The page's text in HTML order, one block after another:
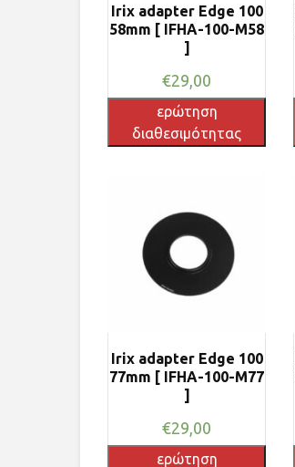
Irix adapter Edge 100
58mm [ IFHA-100-M58
]
€29,00
ερώτηση
διαθεσιμότητας
Irix adapter Edge 100
77mm [ IFHA-100-M77
]
€29,00
ερώτηση